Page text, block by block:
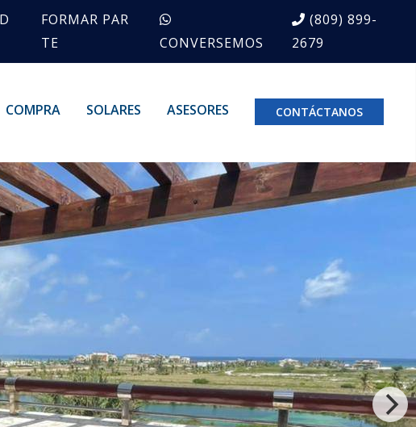
FORMAR PAR
TE
CONVERSEMOS
(809) 899-
2679
COMPRA SOLARES ASESORES CONTÁCTANOS